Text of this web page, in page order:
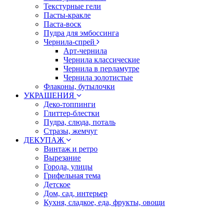
Текстурные гели
Пасты-кракле
Паста-воск
Пудра для эмбоссинга
Чернила-спрей
Арт-чернила
Чернила классические
Чернила в перламутре
Чернила золотистые
Флаконы, бутылочки
УКРАШЕНИЯ
Деко-топпинги
Глиттер-блестки
Пудра, слюда, поталь
Стразы, жемчуг
ДЕКУПАЖ
Винтаж и ретро
Вырезание
Города, улицы
Грифельная тема
Детское
Дом, сад, интерьер
Кухня, сладкое, еда, фрукты, овощи